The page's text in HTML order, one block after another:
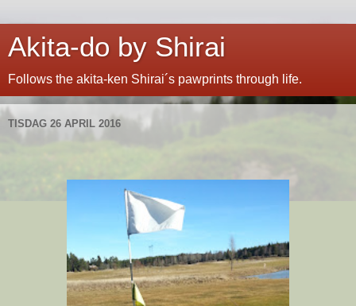
Akita-do by Shirai
Follows the akita-ken Shirai´s pawprints through life.
TISDAG 26 APRIL 2016